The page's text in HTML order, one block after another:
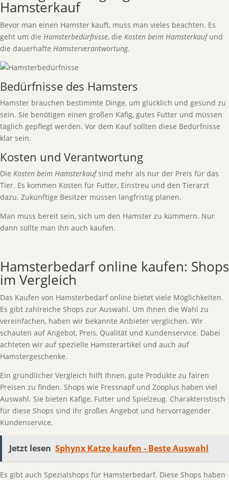
Hamsterkauf
Bevor man einen Hamster kauft, muss man vieles beachten. Es
geht um die Hamsterbedürfnisse, die Kosten beim Hamsterkaufund
die dauerhafte Hamsterverantwortung.
Bedürfnisse des Hamsters
Hamster brauchen bestimmte Dinge, um glücklich und gesund zu
sein. Sie benötigen einen großen Käfig, gutes Futter und müssen
täglich gepflegt werden. Vor dem Kauf sollten diese Bedürfnisse
klar sein.
Kosten und Verantwortung
Die Kosten beim Hamsterkaufsind mehr als nur der Preis für das
Tier. Es kommen Kosten für Futter, Einstreu und den Tierarzt
dazu. Zukünftige Besitzer müssen langfristig planen.
Man muss bereit sein, sich um den Hamster zu kümmern. Nur
dann sollte man ihn auch kaufen.
Hamsterbedarf online kaufen: Shops
im Vergleich
Das Kaufen von Hamsterbedarf online bietet viele Möglichkeiten.
Es gibt zahlreiche Shops zur Auswahl. Um Ihnen die Wahl zu
vereinfachen, haben wir bekannte Anbieter verglichen. Wir
schauten auf Angebot, Preis, Qualität und Kundenservice. Dabei
achteten wir auf spezielle Hamsterartikel und auch auf
Hamstergeschenke.
Ein gründlicher Vergleich hilft Ihnen, gute Produkte zu fairen
Preisen zu finden. Shops wie Fressnapf und Zooplus haben viel
Auswahl. Sie bieten Käfige, Futter und Spielzeug. Charakteristisch
für diese Shops sind ihr großes Angebot und hervorragender
Kundenservice.
Jetzt lesen Sphynx Katze kaufen - Beste Auswahl
Es gibt auch Spezialshops für Hamsterbedarf. Diese Shops haben